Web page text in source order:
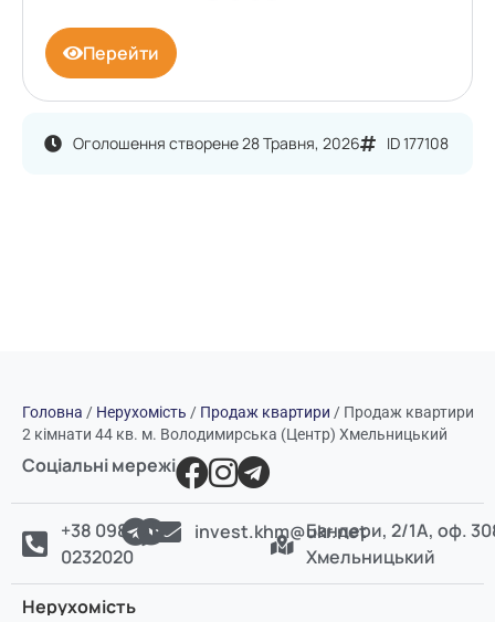
Оголошення створене 28 Травня, 2026 ID 177108
Перейти
Головна / Нерухомість / Продаж квартири / Продаж квартири
2 кімнати 44 кв. м. Володимирська (Центр) Хмельницький
Соціальні мережі
+38 098
0232020
invest.khm@ukr.netБандери, 2/1А, оф.
Хмельницький
Нерухомість